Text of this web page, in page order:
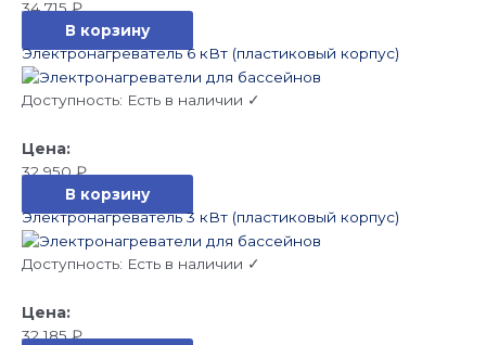
34 715₽
В корзину
Электронагреватель 6 кВт (пластиковый корпус)
Доступность: Есть в наличии ✓
32 950₽
В корзину
Электронагреватель 3 кВт (пластиковый корпус)
Доступность: Есть в наличии ✓
32 185₽